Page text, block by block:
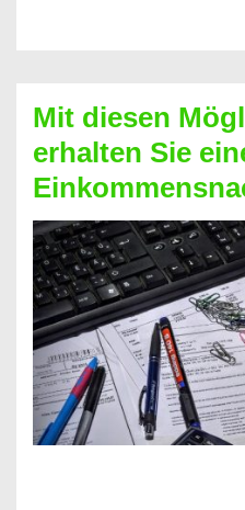
Mit diesen
erhalten Sie